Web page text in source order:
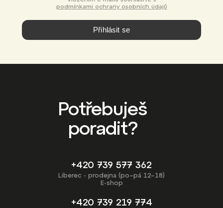
podmínkami ochrany osobních údajů
Přihlásit se
Potřebuješ
poradit?
+420 739 577 362
Liberec - prodejna (po–pá 12–18)
E-shop
+420 739 219 774